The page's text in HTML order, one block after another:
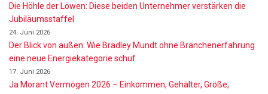
Die Höhle der Löwen: Diese beiden Unternehmer verstärken die
Jubiläumsstaffel
24. Juni 2026
Der Blick von außen: Wie Bradley Mundt ohne Branchenerfahrung
eine neue Energiekategorie schuf
17. Juni 2026
Ja Morant Vermögen 2026 – Einkommen, Gehälter, Größe,